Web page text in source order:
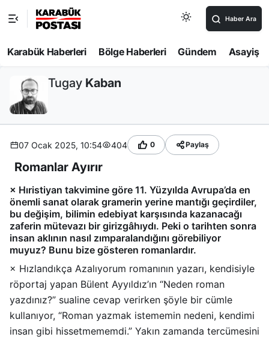
Haber Ara
Karabük Haberleri Bölge Haberleri Gündem Asayiş
Tugay Kaban
07 Ocak 2025, 10:54 404 0 Paylaş
Romanlar Ayırır
× Hıristiyan takvimine göre 11. Yüzyılda Avrupa’da en
önemli sanat olarak gramerin yerine mantığı geçirdiler,
bu değişim, bilimin edebiyat karşısında kazanacağı
zaferin mütevazı bir girizgâhıydı. Peki o tarihten sonra
insan aklının nasıl zımparalandığını görebiliyor
muyuz? Bunu bize gösteren romanlardır.
× Hızlandıkça Azalıyorum romanının yazarı, kendisiyle
röportaj yapan Bülent Ayyıldız’ın “Neden roman
yazdınız?” sualine cevap verirken şöyle bir cümle
kullanıyor, “Roman yazmak istememin nedeni, kendimi
insan gibi hissetmememdi.” Yakın zamanda tercümesini